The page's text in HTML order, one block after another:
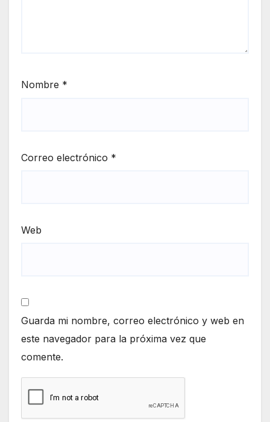
Nombre *
Correo electrónico *
Web
Guarda mi nombre, correo electrónico y web en
este navegador para la próxima vez que
comente.